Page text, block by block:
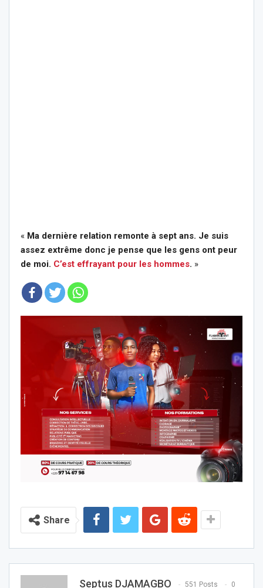
« Ma dernière relation remonte à sept ans. Je suis
assez extrême donc je pense que les gens ont peur
de moi. C’est effrayant pour les hommes. »
Share
Septus DJAMAGBO 551 Posts 0